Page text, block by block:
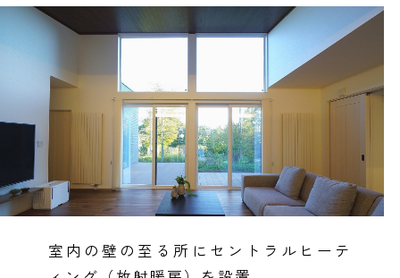
室内の壁の至る所にセントラルヒーテ